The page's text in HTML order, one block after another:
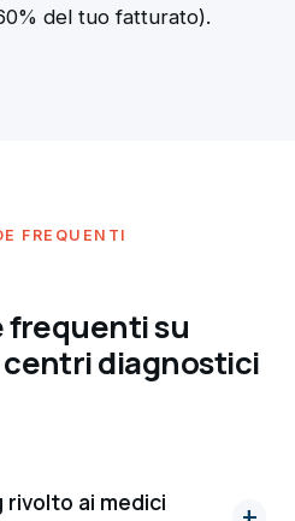
del tuo fatturato).
FREQUENTI
frequenti su
diagnostici
ai medici